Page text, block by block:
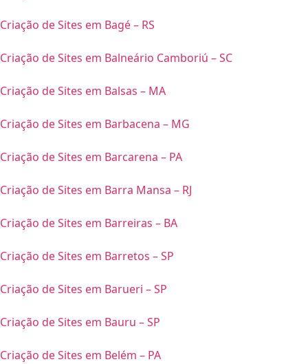
Criação de Sites em Bagé – RS
Criação de Sites em Balneário Camboriú – SC
Criação de Sites em Balsas – MA
Criação de Sites em Barbacena – MG
Criação de Sites em Barcarena – PA
Criação de Sites em Barra Mansa – RJ
Criação de Sites em Barreiras – BA
Criação de Sites em Barretos – SP
Criação de Sites em Barueri – SP
Criação de Sites em Bauru – SP
Criação de Sites em Belém – PA